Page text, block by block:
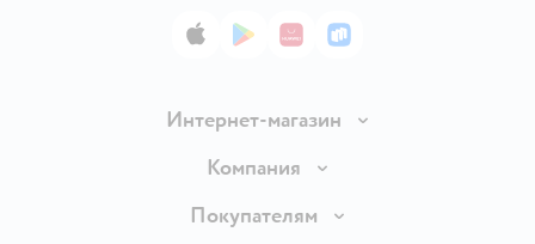
App StoreGoogle Play
AppGallery
RuStore
Интернет-магазин
Доставка и оплата
Правила продажи
Компания
Вакансии
Покупателям